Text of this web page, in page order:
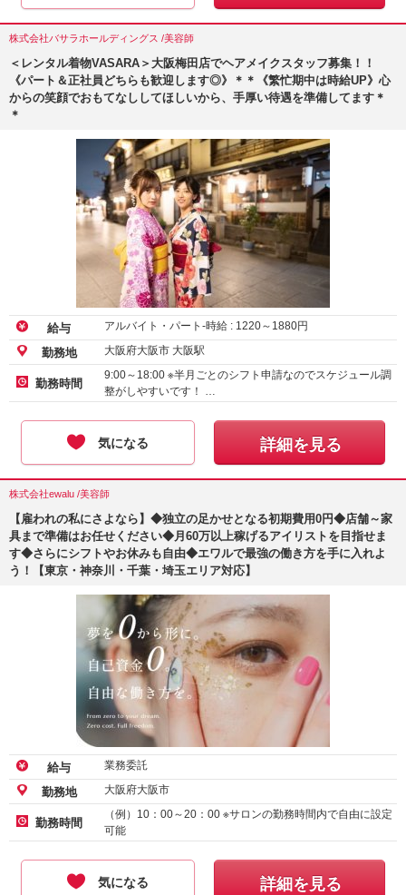
株式会社バサラホールディングス /美容師
＜レンタル着物VASARA＞大阪梅田店でヘアメイクスタッフ募集！！
《パート＆正社員どちらも歓迎します◎》＊＊《繁忙期中は時給UP》心
からの笑顔でおもてなししてほしいから、手厚い待遇を準備してます＊
＊
給与 アルバイト・パート-時給 : 1220～ 1880円
勤務地 大阪府大阪市 大阪駅
勤務時間
9:00～18:00 ※半月ごとのシフト申請なのでスケジュール調
整がしやすいです！ …
気になる 詳細を見る
株式会社ewalu /美容師
【雇われの私にさよなら】◆独立の足かせとなる初期費用0円◆店舗～家
具まで準備はお任せください◆月60万以上稼げるアイリストを目指せま
す◆さらにシフトやお休みも自由◆エワルで最強の働き方を手に入れよ
う！【東京・神奈川・千葉・埼玉エリア対応】
給与 業務委託
勤務地 大阪府大阪市
勤務時間
（例）10：00～20：00 ※サロンの勤務時間内で自由に設定
可能
気になる 詳細を見る